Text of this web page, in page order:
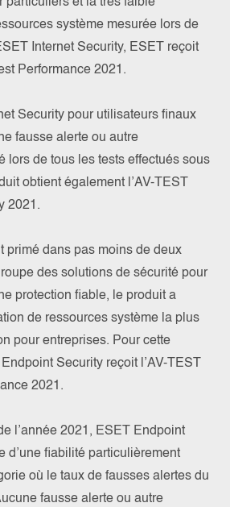
particuliers et la très faible
système mesurée lors de
Internet Security, ESET reçoit
Performance 2021.
Security pour utilisateurs finaux
fausse alerte ou autre
lors de tous les tests effectués sous
obtient également l’AV-TEST
2021.
primé dans pas moins de deux
des solutions de sécurité pour
protection fiable, le produit a
de ressources système la plus
pour entreprises. Pour cette
Security reçoit l’AV-TEST
2021.
l’année 2021, ESET Endpoint
d’une fiabilité particulièrement
où le taux de fausses alertes du
fausse alerte ou autre